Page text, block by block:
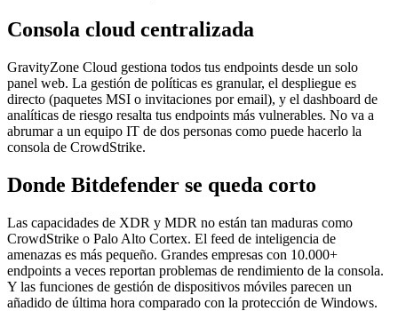
Consola cloud centralizada
GravityZone Cloud gestiona todos tus endpoints desde un solo
panel web. La gestión de políticas es granular, el despliegue es
directo (paquetes MSI o invitaciones por email), y el dashboard de
analíticas de riesgo resalta tus endpoints más vulnerables. No va a
abrumar a un equipo IT de dos personas como puede hacerlo la
consola de CrowdStrike.
Donde Bitdefender se queda corto
Las capacidades de XDR y MDR no están tan maduras como
CrowdStrike o Palo Alto Cortex. El feed de inteligencia de
amenazas es más pequeño. Grandes empresas con 10.000+
endpoints a veces reportan problemas de rendimiento de la consola.
Y las funciones de gestión de dispositivos móviles parecen un
añadido de última hora comparado con la protección de Windows.